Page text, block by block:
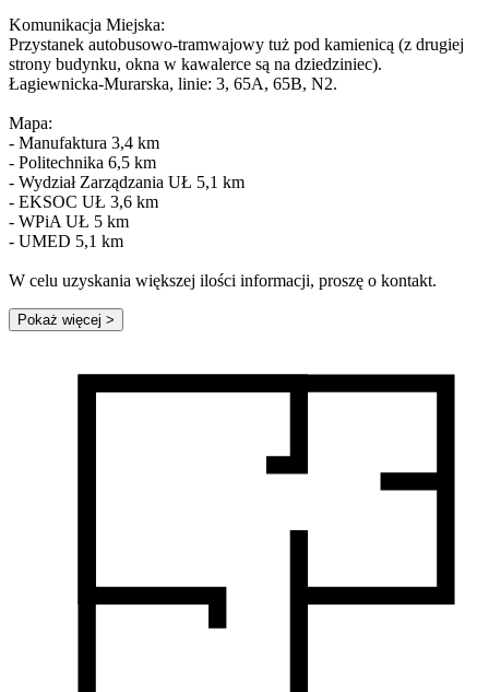
Komunikacja Miejska:
Przystanek autobusowo-tramwajowy tuż pod kamienicą (z drugiej
strony budynku, okna w kawalerce są na dziedziniec).
Łagiewnicka-Murarska, linie: 3, 65A, 65B, N2.
Mapa:
- Manufaktura 3,4 km
- Politechnika 6,5 km
- Wydział Zarządzania UŁ 5,1 km
- EKSOC UŁ 3,6 km
- WPiA UŁ 5 km
- UMED 5,1 km
W celu uzyskania większej ilości informacji, proszę o kontakt.
Pokaż więcej >